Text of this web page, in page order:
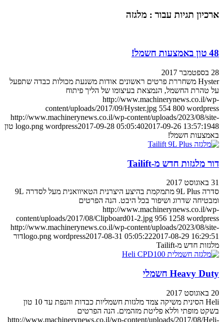
ארכיון תגיות עבור : מלגזה
48 טון באמצעות חשמל!
28 בספטמבר 2017
Hyster משחררת פרטים ראשונים אודות משנעת מכולות כבדה שתפעל
על טהרת החשמל, הנמצאת בעיצומו של הליך פיתוח
http://www.machinerynews.co.il/wp-
content/uploads/2017/09/Hyster.jpg 554 800 wordpress
http://www.machinerynews.co.il/wp-content/uploads/2023/08/site-
logo.png wordpress2017-09-28 05:05:402017-09-26 13:57:19
48 טון
באמצעות חשמל!
דור מלגזות חדש מ-Tailift
31 באוגוסט 2017
סדרה 9L Plus מתמקמת בהיצע היצרנית הטאיוואנית מעל לסדרה 9L
ומבטיחה שדרוג ושיפור בכל היבט. הנה הפרטים
http://www.machinerynews.co.il/wp-
content/uploads/2017/08/Clipboard01-2.jpg 956 1258 wordpress
http://www.machinerynews.co.il/wp-content/uploads/2023/08/site-
logo.png wordpress2017-08-31 05:05:222017-08-29 16:29:51
דור
מלגזות חדש מ-Tailift
Heavy Duty חשמלי
20 באוגוסט 2017
Heli הסינית משיקה צמד מלגזות חשמליות כבדות והנפת עד 10 טון
בשקט מופתי וללא פליטת מזהמים. הנה הפרטים
http://www.machinerynews.co.il/wp-content/uploads/2017/08/Heli-